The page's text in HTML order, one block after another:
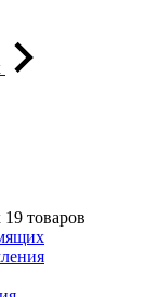
19 товаров